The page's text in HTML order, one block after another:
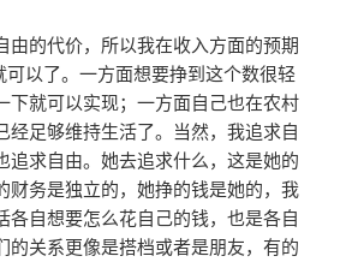
由的代价，所以我在收入方面的预期
以了。一方面想要挣到这个数很轻
下就可以实现；一方面自己也在农村
经足够维持生活了。当然，我追求自
追求自由。她去追求什么，这是她的
财务是独立的，她挣的钱是她的，我
各自想要怎么花自己的钱，也是各自
的关系更像是搭档或者是朋友，有的